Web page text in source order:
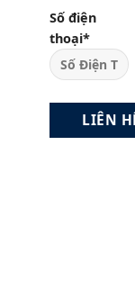
Số điện
thoại*